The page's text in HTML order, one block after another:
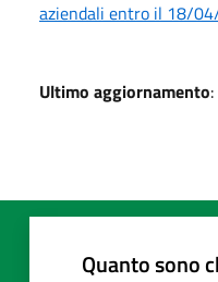
aziendali entro il 18/
Ultimo aggiornamento
Quanto sono